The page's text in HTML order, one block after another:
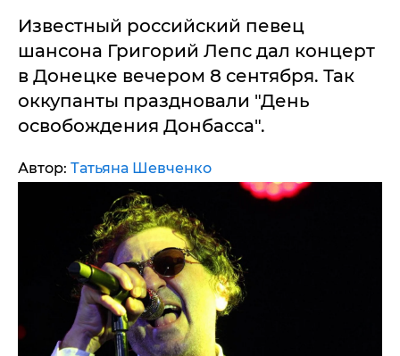
Известный российский певец
шансона Григорий Лепс дал концерт
в Донецке вечером 8 сентября. Так
оккупанты праздновали "День
освобождения Донбасса".
Автор: Татьяна Шевченко